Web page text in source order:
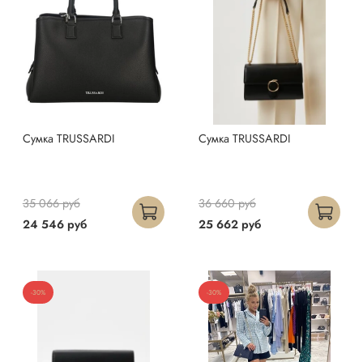
Сумка TRUSSARDI
24 546 руб
35 066 руб
Сумка TRUSSARDI
25 662 руб
36 660 руб
-30% -30%